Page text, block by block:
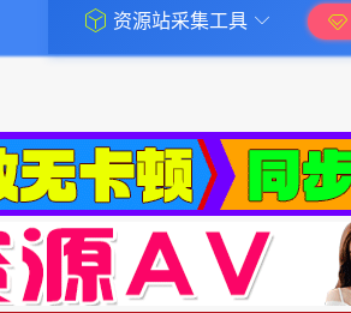
资源站采集工具